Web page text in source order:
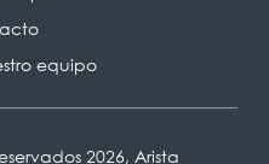
equipo
2026, Arista